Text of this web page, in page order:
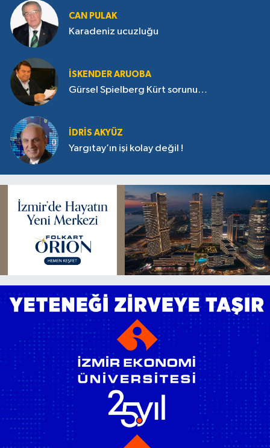
CAN PULAK
Karadeniz ucuzluğu
İSKENDER ARUOBA
Gürsel Spielberg Kürt sorunu…
İDRIS AKYÜZ
Yargıtay’ın işi kolay değil !